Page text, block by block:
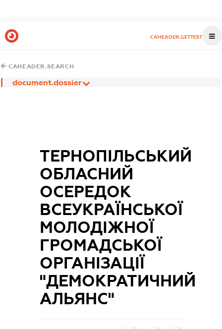
CAHEADER.GETTEST
CAHEADER.SEARCH
document.dossier
ТЕРНОПІЛЬСЬКИЙ
ОБЛАСНИЙ
ОСЕРЕДОК
ВСЕУКРАЇНСЬКОЇ
МОЛОДІЖНОЇ
ГРОМАДСЬКОЇ
ОРГАНІЗАЦІЇ
"ДЕМОКРАТИЧНИЙ
АЛЬЯНС"